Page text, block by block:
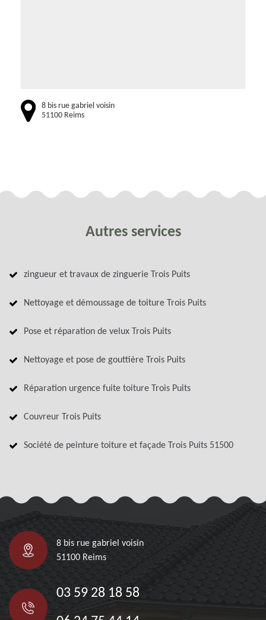
8 bis rue gabriel voisin
51100 Reims
Autres services
zingueur et travaux de zinguerie Trois Puits
Nettoyage et démoussage de toiture Trois Puits
Pose et réparation de velux Trois Puits
Nettoyage et pose de gouttière Trois Puits
Réparation urgence fuite toiture Trois Puits
Couvreur Trois Puits
Société de peinture toiture et façade Trois Puits 51500
8 bis rue gabriel voisin
51100 Reims
03 59 28 18 58